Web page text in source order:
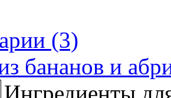
(3)
бананов и
Ингредиенты